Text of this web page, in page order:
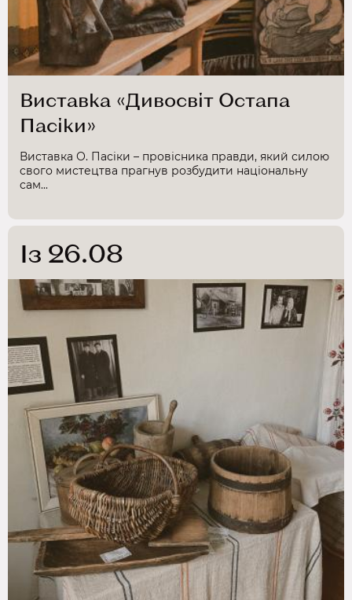
Виставка «Дивосвіт Остапа
Пасіки»
Виставка О. Пасіки – провісника правди, який силою
свого мистецтва прагнув розбудити національну
сам...
Із 26.08